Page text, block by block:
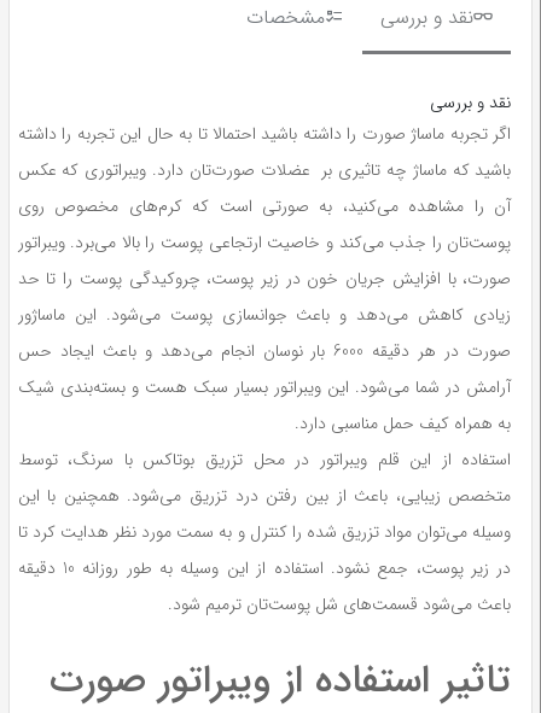
نقد و بررسی مشخصات
نقد و بررسی
اگر تجربه ماساژ صورت را داشته باشید احتمالا تا به حال این تجربه را داشته
باشید که ماساژ چه تاثیری بر عضلات صورت‌تان دارد. ویبراتوری که عکس
آن را مشاهده می‌کنید، به صورتی است که کرم‌های مخصوص روی
پوست‌تان را جذب می‌کند و خاصیت ارتجاعی پوست را بالا می‌برد. ویبراتور
صورت، با افزایش جریان خون در زیر پوست، چروکیدگی پوست را تا حد
زیادی کاهش می‌دهد و باعث جوانسازی پوست می‌شود. این ماساژور
صورت در هر دقیقه 6000 بار نوسان انجام می‌دهد و باعث ایجاد حس
آرامش در شما می‌شود. این ویبراتور بسیار سبک هست و بسته‌بندی شیک
به همراه کیف حمل مناسبی دارد.
استفاده از این قلم ویبراتور در محل تزریق بوتاکس با سرنگ، توسط
متخصص زیبایی، باعث از بین رفتن درد تزریق می‌شود. همچنین با این
وسیله می‌توان مواد تزریق شده را کنترل و به سمت مورد نظر هدایت کرد تا
در زیر پوست، جمع نشود. استفاده از این وسیله به طور روزانه 10 دقیقه
باعث می‌شود قسمت‌های شل پوست‌تان ترمیم شود.
تاثیر استفاده از ویبراتور صورت